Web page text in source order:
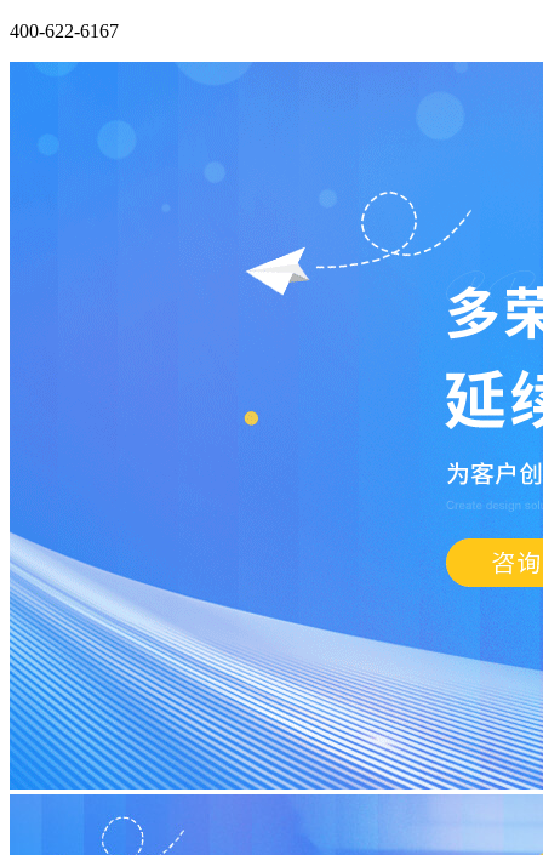
400-622-6167